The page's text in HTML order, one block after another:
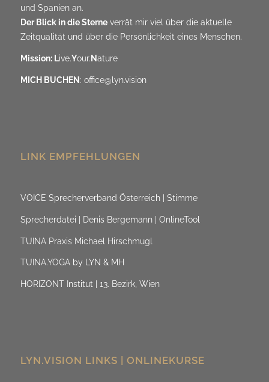
und Spanien an.
Der Blick in die Sterneverrät mir viel über die aktuelle
Zeitqualität und über die Persönlichkeit eines Menschen.
Mission: Live.Your. Nature
MICH BUCHEN : office@lyn.vision
LINK EMPFEHLUNGEN
VOICE Sprecherverband Österreich | Stimme
Sprecherdatei | Denis Bergemann | OnlineTool
TUINA Praxis Michael Hirschmugl
TUINA.YOGA by LYN & MH
HORIZONT Institut | 13. Bezirk, Wien
LYN.VISION LINKS | ONLINEKURSE